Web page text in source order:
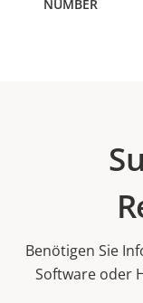
Benötigen Sie
Software oder